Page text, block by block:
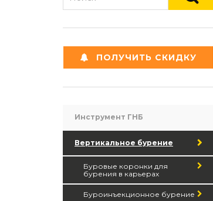
ПОЛУЧИТЬ СКИДКУ
Инструмент ГНБ
Вертикальное бурение
Буровые коронки для
бурения в карьерах
Буроинъекционное бурение